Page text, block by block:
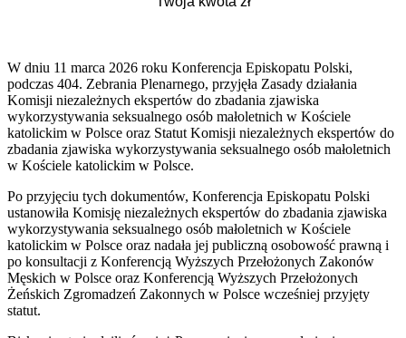
W dniu 11 marca 2026 roku Konferencja Episkopatu Polski,
podczas 404. Zebrania Plenarnego, przyjęła Zasady działania
Komisji niezależnych ekspertów do zbadania zjawiska
wykorzystywania seksualnego osób małoletnich w Kościele
katolickim w Polsce oraz Statut Komisji niezależnych ekspertów do
zbadania zjawiska wykorzystywania seksualnego osób małoletnich
w Kościele katolickim w Polsce.
Po przyjęciu tych dokumentów, Konferencja Episkopatu Polski
ustanowiła Komisję niezależnych ekspertów do zbadania zjawiska
wykorzystywania seksualnego osób małoletnich w Kościele
katolickim w Polsce oraz nadała jej publiczną osobowość prawną i
po konsultacji z Konferencją Wyższych Przełożonych Zakonów
Męskich w Polsce oraz Konferencją Wyższych Przełożonych
Żeńskich Zgromadzeń Zakonnych w Polsce wcześniej przyjęty
statut.